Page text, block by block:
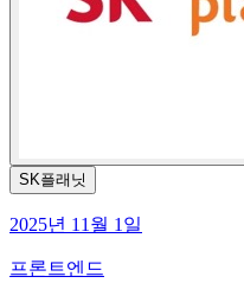
SK플래닛
2025년 11월 1일
프론트엔드